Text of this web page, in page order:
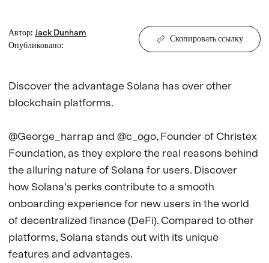
Автор: Jack Dunham
Опубликовано:
Скопировать ссылку
Discover the advantage Solana has over other
blockchain platforms.
@George_harrap and @c_ogo, Founder of Christex
Foundation, as they explore the real reasons behind
the alluring nature of Solana for users. Discover
how Solana's perks contribute to a smooth
onboarding experience for new users in the world
of decentralized finance (DeFi). Compared to other
platforms, Solana stands out with its unique
features and advantages.